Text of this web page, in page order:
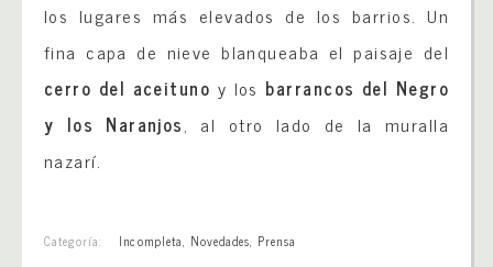
los lugares más elevados de los barrios. Un
fina capa de nieve blanqueaba el paisaje del
cerro del aceituno y losbarrancos del Negro
y los Naranjos, al otro lado de la muralla
nazarí.
Categoría: Incompleta, Novedades, Prensa